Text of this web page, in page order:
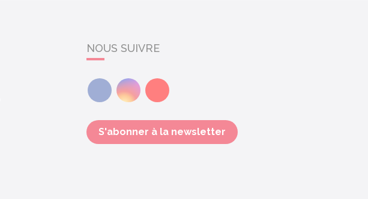
NOUS SUIVRE
FacebookInstagramYoutube
S'abonner à la newsletter